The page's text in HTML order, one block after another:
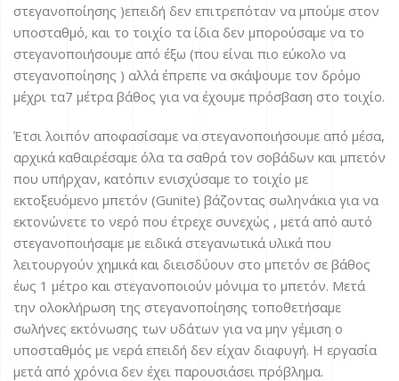
στεγανοποίησης )επειδή δεν επιτρεπόταν να μπούμε στον
υποσταθμό, και το τοιχίο τα ίδια δεν μπορούσαμε να το
στεγανοποιήσουμε από έξω (που είναι πιο εύκολο να
στεγανοποίησης ) αλλά έπρεπε να σκάψουμε τον δρόμο
μέχρι τα7 μέτρα βάθος για να έχουμε πρόσβαση στο τοιχίο.
Έτσι λοιπόν αποφασίσαμε να στεγανοποιήσουμε από μέσα,
αρχικά καθαιρέσαμε όλα τα σαθρά τον σοβάδων και μπετόν
που υπήρχαν, κατόπιν ενισχύσαμε το τοιχίο με
εκτοξευόμενο μπετόν (Gunite) βάζοντας σωληνάκια για να
εκτονώνετε το νερό που έτρεχε συνεχώς , μετά από αυτό
στεγανοποιήσαμε με ειδικά στεγανωτικά υλικά που
λειτουργούν χημικά και διεισδύουν στο μπετόν σε βάθος
έως 1 μέτρο και στεγανοποιούν μόνιμα το μπετόν. Μετά
την ολοκλήρωση της στεγανοποίησης τοποθετήσαμε
σωλήνες εκτόνωσης των υδάτων για να μην γέμιση ο
υποσταθμός με νερά επειδή δεν είχαν διαφυγή. Η εργασία
μετά από χρόνια δεν έχει παρουσιάσει πρόβλημα.